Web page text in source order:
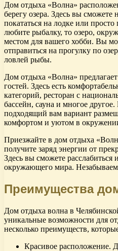
Дом отдыха «Волна»
берегу озера. Здесь вы сможете
покататься на лодке или
любите рыбалку, то озеро,
местом для вашего хобби. Вы
отправиться на прогулку по
ловлей рыбы.
Дом отдыха «Волна»
гостей. Здесь есть
категорий, ресторан с
бассейн, сауна и многое
подходящий вам вариант
комфортом и уютом в
Приезжайте в дом отдыха
получите заряд энергии от
Здесь вы сможете расслабиться
окружающего мира.
Преимущества
Дом отдыха волна в
уникальные возможности для
несколько преимуществ,
Красивое расположение.